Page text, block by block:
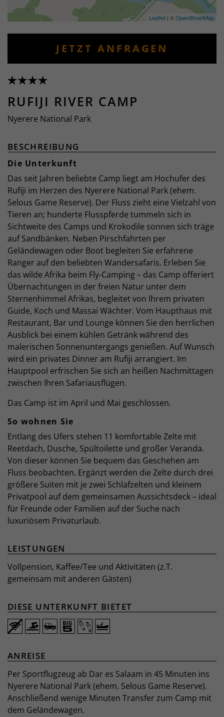
Leaflet | ©OpenStreetMap
JETZT ANFRAGEN
RUFIJI RIVER CAMP
Nyerere National Park
BESCHREIBUNG
Die Unterkunft
Das seit Jahren beliebte Camp liegt am Hochufer des
Rufiji im Herzen des Nyerere National Park (ehem.
Selous Game Reserve). Der Fluss zieht eine Vielzahl von
Tieren an; hunderte Flusspferde tummeln sich in
Sichtweite des Camps und Krokodile sonnen sich träge
auf Sandbänken. Neben Pirschfahrten per
Geländewagen oder Boot begleiten Sie erfahrene
Ranger auf den beliebten Wandersafaris. Erleben Sie
das wilde Afrika beim Fly-Camping – das Camp offeriert
Übernachtungen in der freien Natur unter dem
Sternenhimmel Afrikas, begleitet von Ihrem privaten
Guide, Koch und Massai Wächter. Vom Haupthaus mit
Restaurant, Bar und Lounge können Sie den herrlichen
Ausblick bei einem kühlen Getränk während des
malerischen Sonnenuntergangs genießen. Auf Wunsch
wird ein privates Dinner am Rufiji arrangiert. Im
Hauptpool erfrischen Sie sich an heißen Nachmittagen
zwischen Ihren Safariausflügen.
Das Camp ist im April und Mai geschlossen.
So wohnen Sie
Entlang des Ufers stehen 11 komfortable Zelte mit
Reetdach, Dusche, Spültoilette und großer Veranda.
Von dieser können Sie bequem das Geschehen am
Fluss beobachten. Ergänzt werden die Zelte durch drei
größere Suiten mit je zwei Schlafzelten und kleinem
Privatpool auf dem gemeinsamen Aussichtsdeck – ideal
für Freunde oder Familien auf der Suche nach
luxuriösem Privaturlaub.
LEISTUNGEN
Vollpension, Kaffee/Tee und Aktivitäten (z.T.
gemeinsam mit anderen Gästen)
DIESE UNTERKUNFT BIETET
ANREISE
Per Sportflugzeug ab Dar es Salaam in 45 Minuten ins
Nyerere National Park (ehem. Selous Game Reserve).
Anschließend wenige Minuten Transfer zum Camp mit
dem Geländewagen.